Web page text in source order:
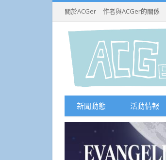
關於ACGer 作者與ACGer的關係
新聞動態 活動情報